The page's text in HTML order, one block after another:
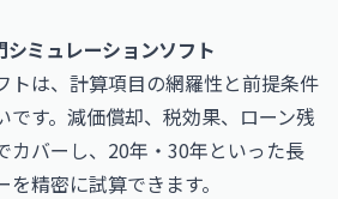
ミュレーションソフト
トは、計算項目の網羅性と前提条件
です。減価償却、税効果、ローン残
カバーし、20年・30年といった長
精密に試算できます。